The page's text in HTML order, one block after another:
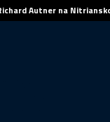
Autner na